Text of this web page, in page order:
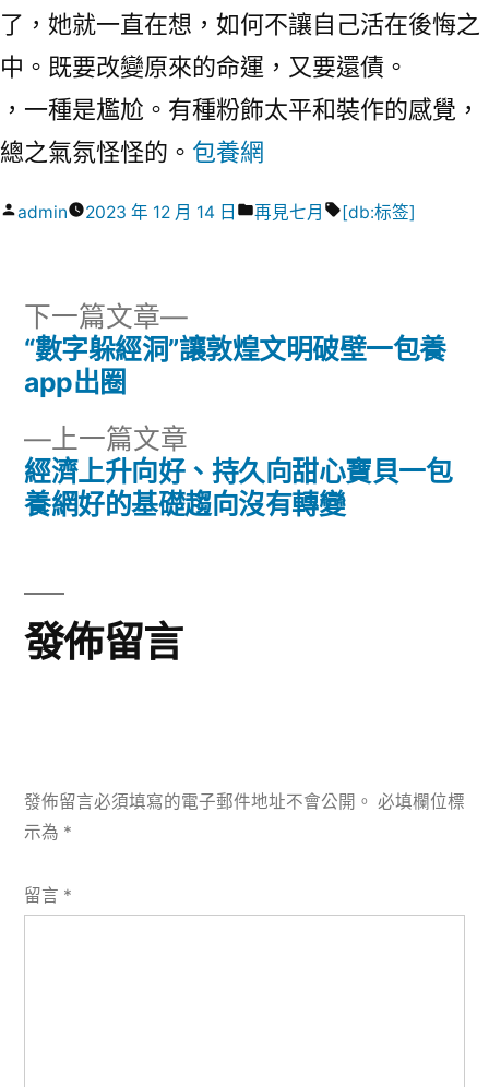
了，她就一直在想，如何不讓自己活在後悔之
中。既要改變原來的命運，又要還債。
，一種是尷尬。有種粉飾太平和裝作的感覺，
總之氣氛怪怪的。 包養網
作
admin 2023 年 12 月 14 日
分
再見七月
標
[db:标签]
文
導
覽
上一篇文章
一
篇
經濟上升向好、持久向甜心寶貝一包
養網好的基礎趨向沒有轉變
下一篇文章
下
一
“數字躲經洞”讓敦煌文明破壁一包養
app出圈
發佈留言
發佈留言必須填寫的電子郵件地址不會公開。 必填欄位標
示為 *
留言 *